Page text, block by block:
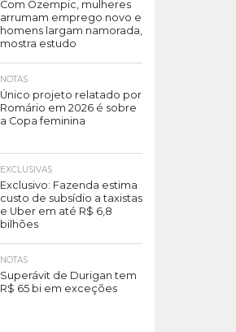
Com Ozempic, mulheres
arrumam emprego novo e
homens largam namorada,
mostra estudo
NOTAS
Único projeto relatado por
Romário em 2026 é sobre
a Copa feminina
EXCLUSIVAS
Exclusivo: Fazenda estima
custo de subsídio a taxistas
e Uber em até R$ 6,8
bilhões
NOTAS
Superávit de Durigan tem
R$ 65 bi em exceções